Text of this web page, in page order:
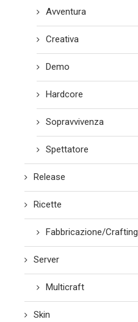
Avventura
Creativa
Demo
Hardcore
Sopravvivenza
Spettatore
Release
Ricette
Fabbricazione/Crafting
Server
Multicraft
Skin